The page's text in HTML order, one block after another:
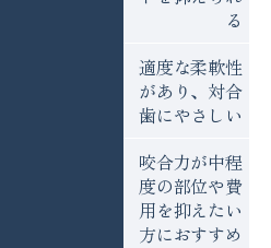
る
適度な柔軟性
があり、対合
歯にやさしい
咬合力が中程
度の部位や費
用を抑えたい
方におすすめ